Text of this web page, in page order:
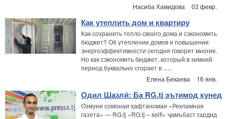
Насиба Хамидова
03 февр.
Как утеплить дом и квартиру
Как сохранить тепло своего дома и сэкономить
бюджет? Об утеплении домов и повышении
энергоэффективности сегодня говорят многие.
Но как сэкономить бюджет, который в зимний
период буквально сгорает в ......
Елена Бекаева
16 янв.
Одил Шазлӣ: Ба RG.tj эътимод кунед
Озмуни сомонаи ҳафтаномаи «Рекламная
газета» — RG.tj «RG.tj – selfi» ҷамъбаст гардид